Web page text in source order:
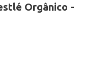
Orgânico -